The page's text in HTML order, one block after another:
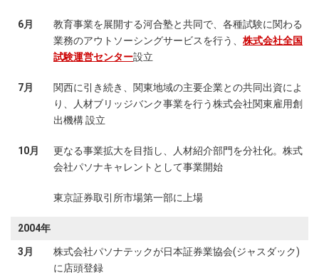
6月
教育事業を展開する河合塾と共同で、各種試験に関わる
業務のアウトソーシングサービスを行う、 株式会社全国
試験運営センター設立
7月
関西に引き続き、関東地域の主要企業との共同出資によ
り、人材ブリッジバンク事業を行う株式会社関東雇用創
出機構 設立
10月
更なる事業拡大を目指し、人材紹介部門を分社化。株式
会社パソナキャレントとして事業開始
東京証券取引所市場第一部に上場
2004年
3月
株式会社パソナテックが日本証券業協会(ジャスダック)
に店頭登録